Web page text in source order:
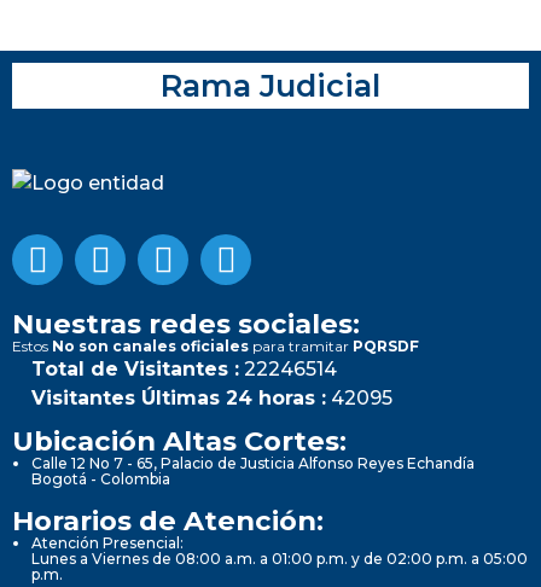
Rama Judicial
Nuestras redes sociales:
Estos No son canales oficiales para tramitar PQRSDF
Total de Visitantes : 22246514
Visitantes Últimas 24 horas : 42095
Ubicación Altas Cortes:
Calle 12 No 7 - 65, Palacio de Justicia Alfonso Reyes Echandía
Bogotá - Colombia
Horarios de Atención:
Atención Presencial:
Lunes a Viernes de 08:00 a.m. a 01:00 p.m. y de 02:00 p.m. a 05:00
p.m.